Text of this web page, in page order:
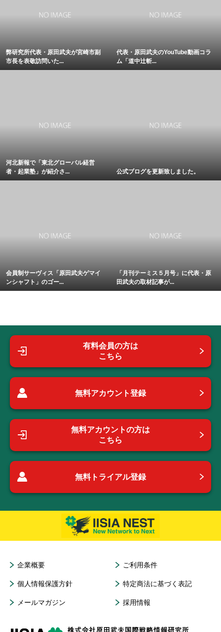
弊研究所代表・原田武夫が宮崎市副
市長を表敬訪問いた...
代表・原田武夫のYouTube動画コラ
ム「道中辻斬...
河北新報で「東北グローバル経営
者・起業塾」が紹介さ...
公式ブログを更新致しました。
会員制サーヴィス「原田武夫ゲマイ
ンシャフト」のゴー...
「月刊テーミス５月号」に代表・原
田武夫の取材記事が...
有料会員の方は
こちら
無料アカウント登録
無料アカウントの方は
こちら
無料トライアル登録
企業概要 ご利用条件
個人情報保護方針 特定商法に基づく表記
メールマガジン 採用情報